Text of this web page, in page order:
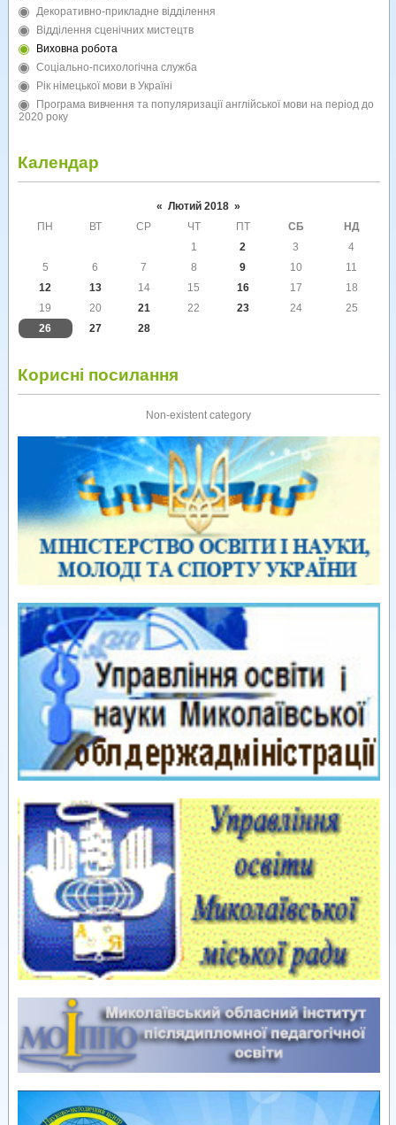
Декоративно-прикладне відділення
Відділення сценічних мистецтв
Виховна робота
Соціально-психологічна служба
Рік німецької мови в Україні
Програма вивчення та популяризації англійської мови на період до
2020 року
Календар
« Лютий 2018 »
ПН
ВТ СР ЧТ ПТ СБ
НД
1
2 3
4
5
6 7 8 9 10
11
12
13 14 15 16 17
18
19
20 21 22 23 24
25
26
27 28
Корисні посилання
Non-existent category